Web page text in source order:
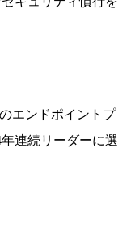
エンドポイントプ
連続リーダーに選